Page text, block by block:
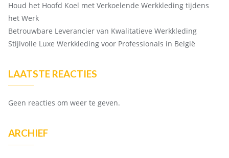
Houd het Hoofd Koel met Verkoelende Werkkleding tijdens
het Werk
Betrouwbare Leverancier van Kwalitatieve Werkkleding
Stijlvolle Luxe Werkkleding voor Professionals in België
LAATSTE REACTIES
Geen reacties om weer te geven.
ARCHIEF